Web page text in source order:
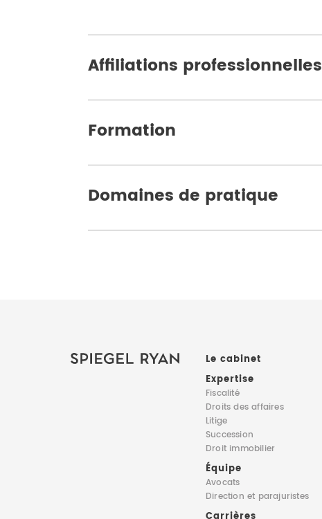
Affiliations professionnelles
Formation
Domaines de pratique
Le cabinet
Expertise
Fiscalité
Droits des affaires
Litige
Succession
Droit immobilier
Équipe
Avocats
Directionet parajuristes